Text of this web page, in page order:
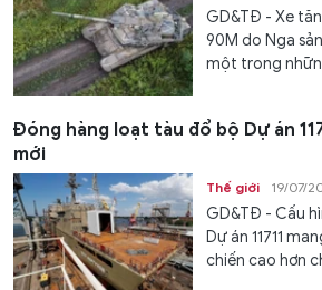
GD&TĐ - Xe
90M do Nga
một trong
Đóng hàng loạt tàu đổ bộ Dự án
mới
Thế giới 19/07/
GD&TĐ - Cấu
Dự án 11711
chiến cao hơn